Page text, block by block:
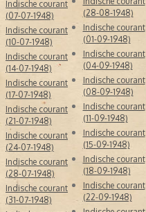
Indische courant
(07-07-1948)
Indische courant
(10-07-1948)
Indische courant
(14-07-1948)
Indische courant
(17-07-1948)
Indische courant
(21-07-1948)
Indische courant
(24-07-1948)
Indische courant
(28-07-1948)
Indische courant
(31-07-1948)
(28-08-1948)
Indische courant
(01-09-1948)
Indische courant
(04-09-1948)
Indische courant
(08-09-1948)
Indische courant
(11-09-1948)
Indische courant
(15-09-1948)
Indische courant
(18-09-1948)
Indische courant
(22-09-1948)